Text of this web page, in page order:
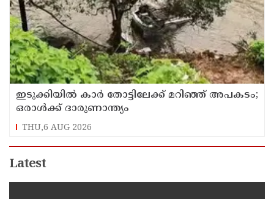
ഇടുക്കിയിൽ കാർ തോട്ടിലേക്ക് മറിഞ്ഞ് അപകടം;
ഒരാൾക്ക് ദാരുണാന്ത്യം
THU,6 AUG 2026
Latest